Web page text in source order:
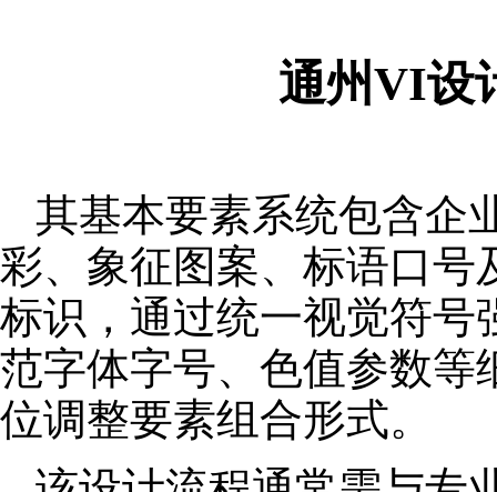
通州VI设
其基本要素系统包含企
彩、象征图案、标语口号
标识，通过统一视觉符号
范字体字号、色值参数等
位调整要素组合形式。